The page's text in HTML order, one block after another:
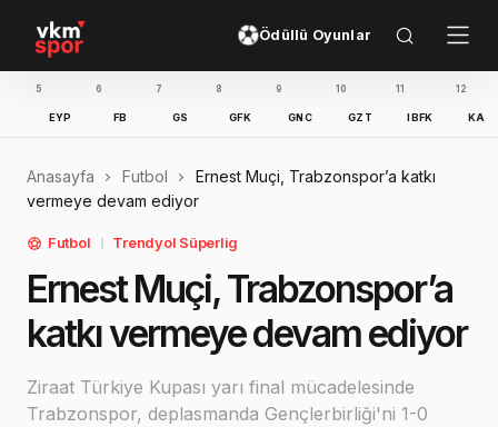
Ödüllü Oyunlar
FB GS GFK GNC GZT IBFK KAS
Anasayfa Futbol
Ernest Muçi, Trabzonspor’a katkı
vermeye devam ediyor
Futbol Trendyol Süperlig
Ernest Muçi, Trabzonspor’a
katkı vermeye devam ediyor
Ziraat Türkiye Kupası yarı final mücadelesinde
Trabzonspor, deplasmanda Gençlerbirliği'ni 1-0